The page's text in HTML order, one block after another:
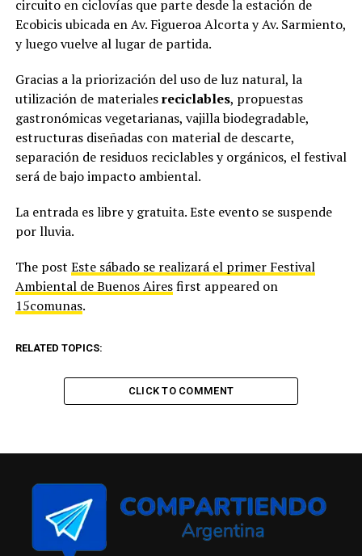
circuito en ciclovías que parte desde la estación de
Ecobicis ubicada en Av. Figueroa Alcorta y Av. Sarmiento,
y luego vuelve al lugar de partida.
Gracias a la priorización del uso de luz natural, la
utilización de materialesreciclables, propuestas
gastronómicas vegetarianas, vajilla biodegradable,
estructuras diseñadas con material de descarte,
separación de residuos reciclables y orgánicos, el festival
será de bajo impacto ambiental.
La entrada es libre y gratuita. Este evento se suspende
por lluvia.
The post Este sábado se realizará el primer Festival
Ambiental de Buenos Airesfirst appeared on
15comunas.
RELATED TOPICS:
CLICK TO COMMENT